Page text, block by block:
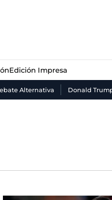
Edición Impresa
Alternativa Donald